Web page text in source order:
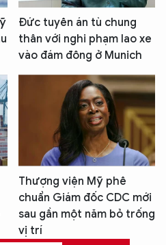
Đức tuyên án tù chung
thân với nghi phạm lao xe
vào đám đông ở Munich
Thượng viện Mỹ phê
chuẩn Giám đốc CDC mới
sau gần một năm bỏ trống
vị trí